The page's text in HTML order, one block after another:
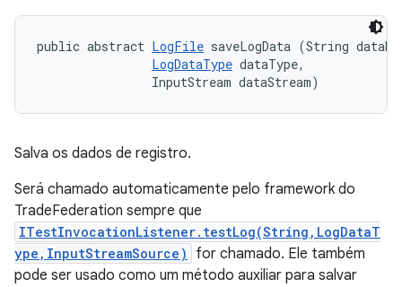
public abstract LogFile saveLogData (String
LogDataType dataType,
                InputStream dataStream)
Salva os dados de registro.
Será chamado automaticamente pelo framework do
TradeFederation sempre que
ITestInvocationListener.testLog(String,LogDataT
ype,InputStreamSource)
for chamado. Ele também
pode ser usado como um método auxiliar para salvar